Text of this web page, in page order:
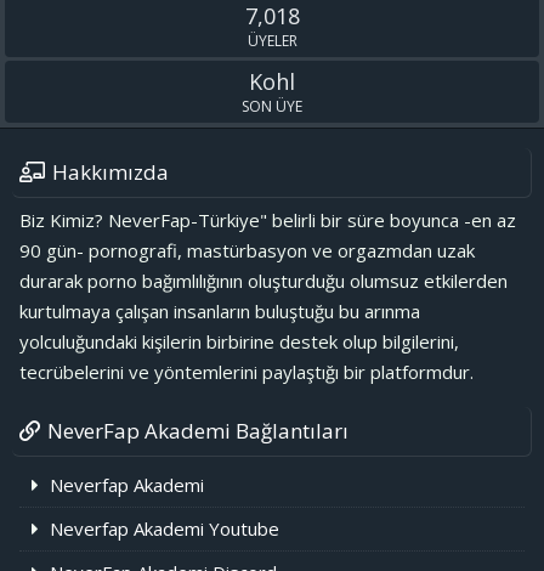
7,018
ÜYELER
Kohl
SON ÜYE
Hakkımızda
Biz Kimiz? NeverFap-Türkiye" belirli bir süre boyunca -en az
90 gün- pornografi, mastürbasyon ve orgazmdan uzak
durarak porno bağımlılığının oluşturduğu olumsuz etkilerden
kurtulmaya çalışan insanların buluştuğu bu arınma
yolculuğundaki kişilerin birbirine destek olup bilgilerini,
tecrübelerini ve yöntemlerini paylaştığı bir platformdur.
NeverFap Akademi Bağlantıları
Neverfap Akademi
Neverfap Akademi Youtube